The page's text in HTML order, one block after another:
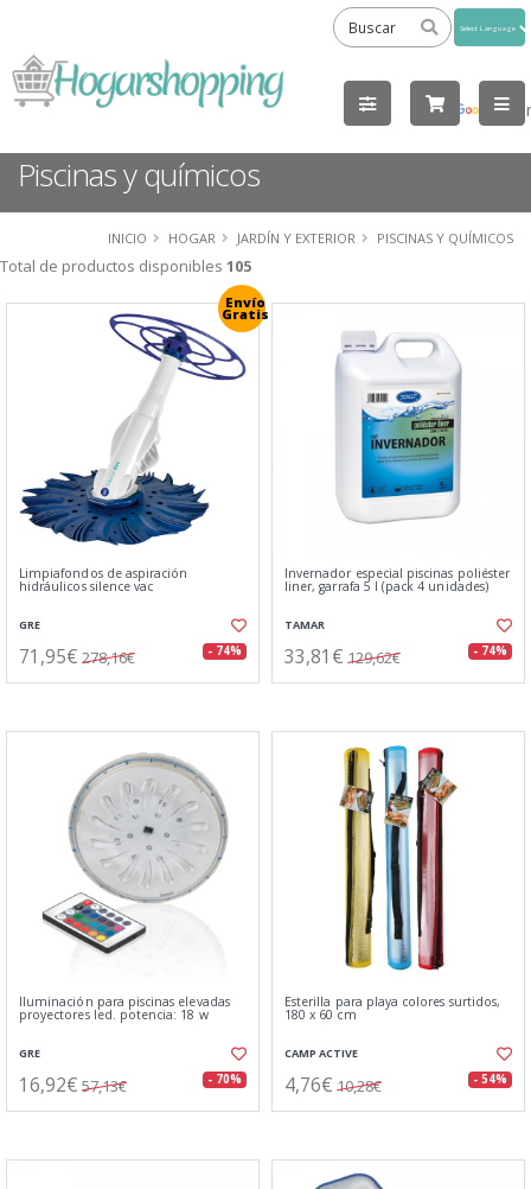
by
Piscinas y químicos
INICIO HOGAR JARDÍN Y EXTERIOR PISCINAS Y QUÍMICOS
Total de productos disponibles 105
Envío
Gratis
Limpiafondos de aspiración
hidráulicos silence vac
GRE
71,95€ 278,16€ - 74%
Invernador especial piscinas poliéster
liner, garrafa 5 l (pack 4 unidades)
TAMAR
33,81€ 129,62€ - 74%
Iluminación para piscinas elevadas
proyectores led. potencia: 18 w
GRE
16,92€ 57,13€ - 70%
Esterilla para playa colores surtidos,
180 x 60 cm
CAMP ACTIVE
4,76€ 10,28€ - 54%